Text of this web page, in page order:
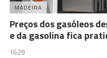
MADEIRA
Preços dos gasóleos
e da gasolina fica
16:29